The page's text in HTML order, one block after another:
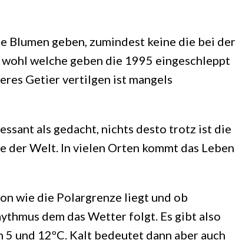
Blumen geben, zumindest keine die bei der
welche geben die 1995 eingeschleppt
Getier vertilgen ist mangels
als gedacht, nichts desto trotz ist die
der Welt. In vielen Orten kommt das Leben
wie die Polargrenze liegt und ob
dem das Wetter folgt. Es gibt also
und 12ºC. Kalt bedeutet dann aber auch